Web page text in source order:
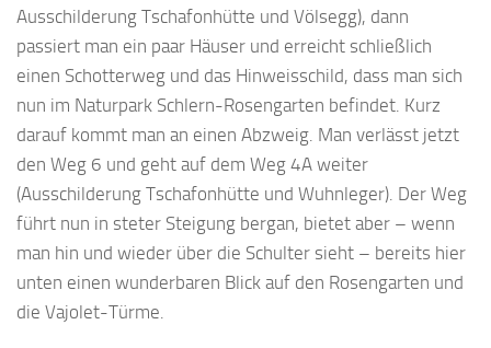
Ausschilderung Tschafonhütte und Völsegg), dann
passiert man ein paar Häuser und erreicht schließlich
einen Schotterweg und das Hinweisschild, dass man sich
nun im Naturpark Schlern-Rosengarten befindet. Kurz
darauf kommt man an einen Abzweig. Man verlässt jetzt
den Weg 6 und geht auf dem Weg 4A weiter
(Ausschilderung Tschafonhütte und Wuhnleger). Der Weg
führt nun in steter Steigung bergan, bietet aber – wenn
man hin und wieder über die Schulter sieht – bereits hier
unten einen wunderbaren Blick auf den Rosengarten und
die Vajolet-Türme.